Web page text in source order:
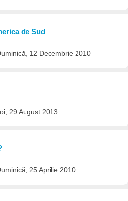
de Sud
12 Decembrie 2010
29 August 2013
25 Aprilie 2010